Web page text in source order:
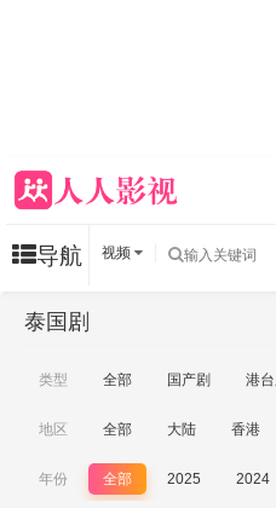
导航 视频
泰国剧
类型 全部 国产剧 港台
地区 全部 大陆 香港
年份 全部 2025 2024